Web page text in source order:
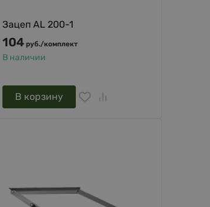
Зацеп AL 200-1
104 руб./комплект
В наличии
В корзину